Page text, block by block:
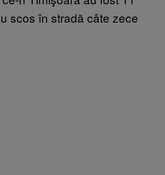
scos în stradă câte zece